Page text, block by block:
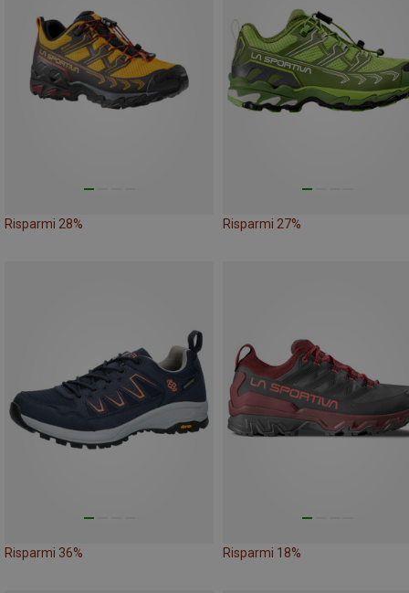
Risparmi 28% Risparmi 27%
Risparmi 36% Risparmi 18%